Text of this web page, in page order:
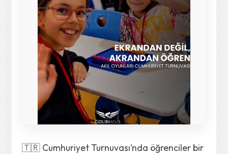
🇹🇷 Cumhuriyet Turnuvası’nda öğrenciler bir